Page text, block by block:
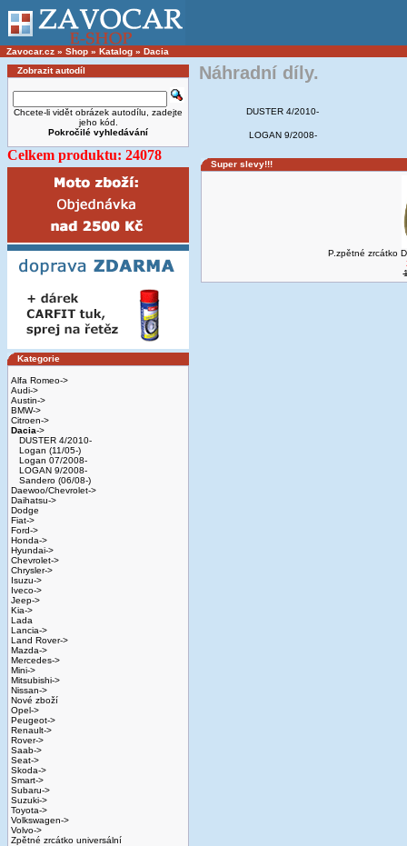
Zavocar.cz » Shop » Katalog » Dacia
Zobrazit autodíl
Chcete-li vidět obrázek autodílu, zadejte
jeho kód.
Pokročilé vyhledávání
Celkem produktu: 24078
Kategorie
Alfa Romeo->
Audi->
Austin->
BMW->
Citroen->
Dacia->
DUSTER 4/2010-
Logan (11/05-)
Logan 07/2008-
LOGAN 9/2008-
Sandero (06/08-)
Daewoo/Chevrolet->
Daihatsu->
Dodge
Fiat->
Ford->
Honda->
Hyundai->
Chevrolet->
Chrysler->
Isuzu->
Iveco->
Jeep->
Kia->
Lada
Lancia->
Land Rover->
Mazda->
Mercedes->
Mini->
Mitsubishi->
Nissan->
Nové zboží
Opel->
Peugeot->
Renault->
Rover->
Saab->
Seat->
Skoda->
Smart->
Subaru->
Suzuki->
Toyota->
Volkswagen->
Volvo->
Zpětné zrcátko universální
Náhradní díly.
DUSTER 4/2010-
LOGAN 9/2008-
Super slevy!!!
P.zpětné zrcátko